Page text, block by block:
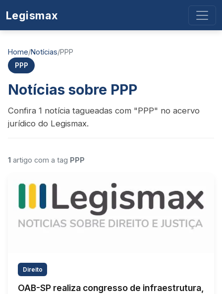
Legismax
Home/Notícias/PPP
PPP
Notícias sobre PPP
Confira 1 notícia tagueadas com "PPP" no acervo
jurídico do Legismax.
1 artigo com a tag PPP
Direito
OAB-SP realiza congresso de infraestrutura,